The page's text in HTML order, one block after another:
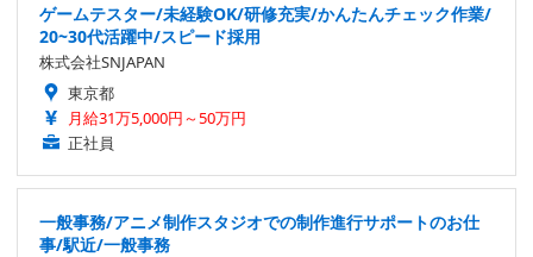
ゲームテスター/未経験OK/研修充実/かんたんチェック作業/
20~30代活躍中/スピード採用
株式会社SNJAPAN
東京都
月給31万5,000円～50万円
正社員
一般事務/アニメ制作スタジオでの制作進行サポートのお仕
事/駅近/一般事務